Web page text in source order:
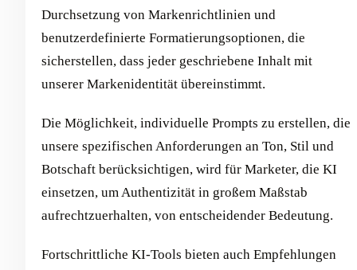
Durchsetzung von Markenrichtlinien und
benutzerdefinierte Formatierungsoptionen, die
sicherstellen, dass jeder geschriebene Inhalt mit
unserer Markenidentität übereinstimmt.
Die Möglichkeit, individuelle Prompts zu erstellen, die
unsere spezifischen Anforderungen an Ton, Stil und
Botschaft berücksichtigen, wird für Marketer, die KI
einsetzen, um Authentizität in großem Maßstab
aufrechtzuerhalten, von entscheidender Bedeutung.
Fortschrittliche KI-Tools bieten auch Empfehlungen